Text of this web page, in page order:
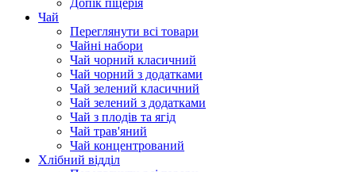
Допік піцерія
Чай
Переглянути всі товари
Чайні набори
Чай чорний класичний
Чай чорний з додатками
Чай зелений класичний
Чай зелений з додатками
Чай з плодів та ягід
Чай трав'яний
Чай концентрований
Хлібний відділ